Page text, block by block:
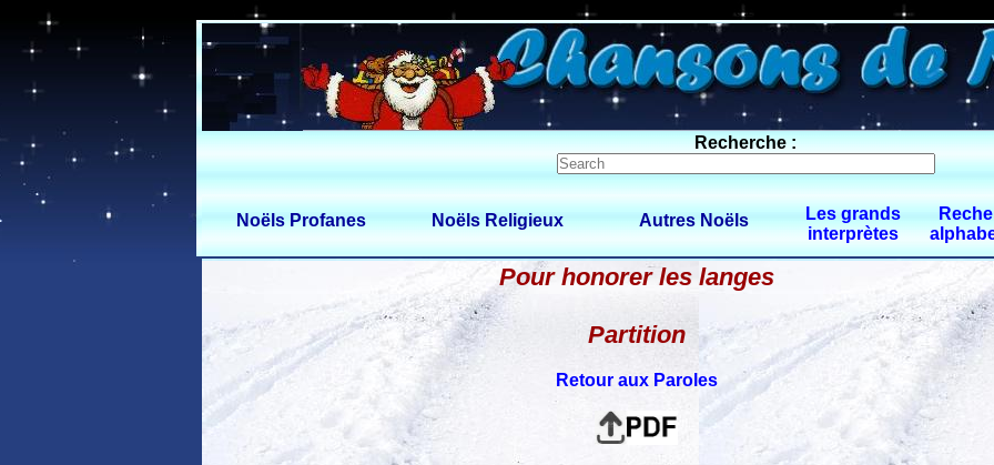
0 $limitbot 1 $limittot 2
Recherche :
Noëls Profanes Noëls Religieux Autres Noëls
Les grands
interprètes
Pour honorer les langes
Partition
Retour aux Paroles